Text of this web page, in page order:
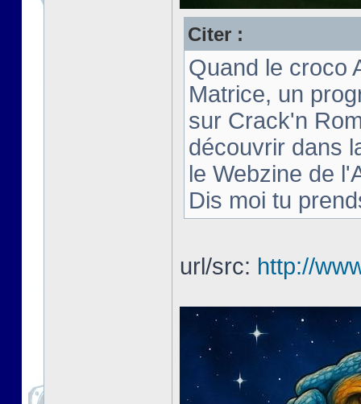
Citer :
Quand le croco
Matrice, un
sur Crack'n
découvrir dans
le Webzine de
Dis moi tu
url/src: http://